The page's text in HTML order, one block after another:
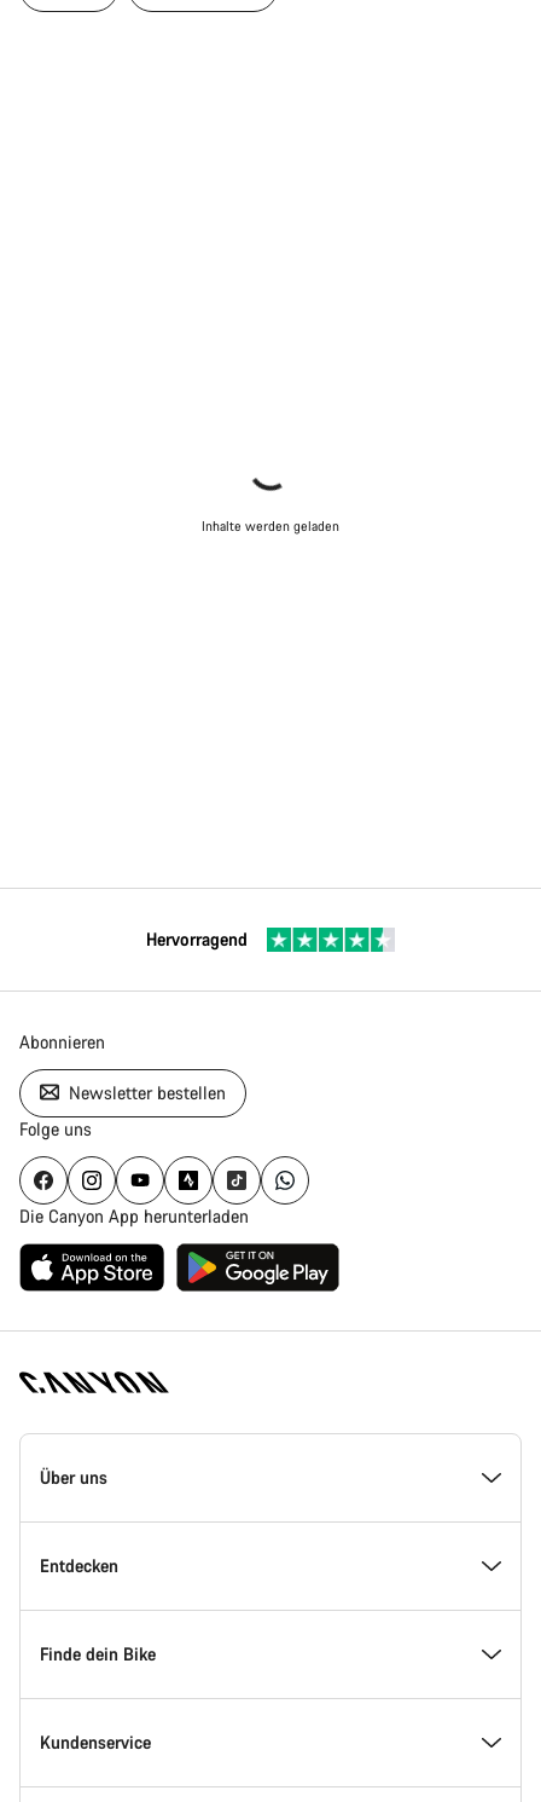
Inhalte werden geladen
Hervorragend
Abonnieren
Newsletter bestellen
Folge uns
Die Canyon App herunterladen
Canyon
Homepage
Über uns
Inside Canyon
Innovation bei Canyon
Canyon Factory Racing
Entdecken
Events
Canyon Standorte finden
Finde dein Bike
Modellfinder
Kundenservice